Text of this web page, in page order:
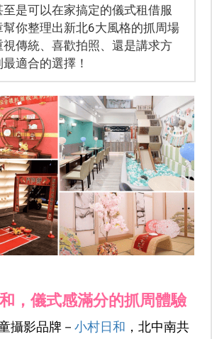
是可以在家搞定的儀式租借服
你整理出新北6大風格的抓周場
傳統、喜歡拍照、還是講求方
適合的選擇！
，儀式感滿分的抓周體驗
攝影品牌－ 小村日和 ，北中南共